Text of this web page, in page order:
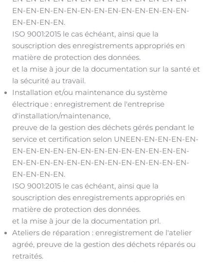
EN-EN-EN-EN-EN-EN-EN-EN-EN-EN-EN-EN-EN-
EN-EN-EN-EN.
ISO 9001:2015 le cas échéant, ainsi que la
souscription des enregistrements appropriés en
matière de protection des données.
et la mise à jour de la documentation sur la santé et
la sécurité au travail.
Installation et/ou maintenance du système
électrique : enregistrement de l'entreprise
d'installation/maintenance,
preuve de la gestion des déchets gérés pendant le
service et certification selon UNEEN-EN-EN-EN-EN-
EN-EN-EN-EN-EN-EN-EN-EN-EN-EN-EN-EN-EN-
EN-EN-EN-EN-EN-EN-EN-EN-EN-EN-EN-EN-EN-
EN-EN-EN-EN.
ISO 9001:2015 le cas échéant, ainsi que la
souscription des enregistrements appropriés en
matière de protection des données.
et la mise à jour de la documentation prl.
Ateliers de réparation : enregistrement de l'atelier
agréé, preuve de la gestion des déchets réparés ou
retraités.